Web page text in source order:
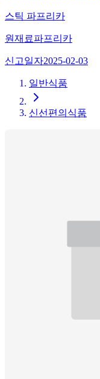
스틱 파프리카
원재료파프리카
신고일자2025-02-03
일반식품
신선편의식품